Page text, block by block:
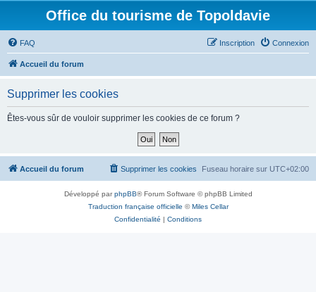
Office du tourisme de Topoldavie
FAQ Connexion
Inscription
Accueil du forum
Supprimer les cookies
Êtes-vous sûr de vouloir supprimer les cookies de ce forum ?
Accueil du forum Fuseau horaire sur UTC+02:00
Supprimer les cookies
Développé parphpBB® Forum Software © phpBB Limited
Traduction française officielle ©Miles Cellar
Confidentialité | Conditions